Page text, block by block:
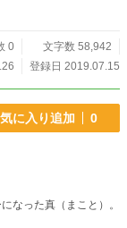
0
文字数 58,942
登録日 2019.07.15
に入り追加 0
なった真（まこと）。